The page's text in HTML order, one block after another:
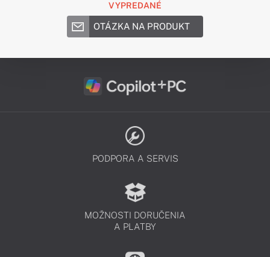
VYPREDANÉ
OTÁZKA NA PRODUKT
PODPORA A SERVIS
MOŽNOSTI DORUČENIA
A PLATBY